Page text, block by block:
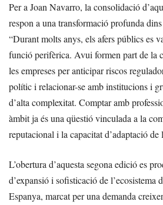
Per a Joan Navarro, la consolidació
respon a una transformació profunda
“Durant molts anys, els afers públics es
funció perifèrica. Avui formen part de la
les empreses per anticipar riscos
polític i relacionar-se amb institucions i
d’alta complexitat. Comptar amb
àmbit ja és una qüestió vinculada a la
reputacional i la capacitat d’adaptació de
L’obertura d’aquesta segona edició es
d’expansió i sofisticació de l’ecosistema
Espanya, marcat per una demanda